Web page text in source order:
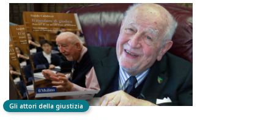
Gli attori della giustizia